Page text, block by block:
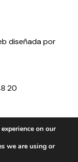
diseñada por
20
on our
we are using or